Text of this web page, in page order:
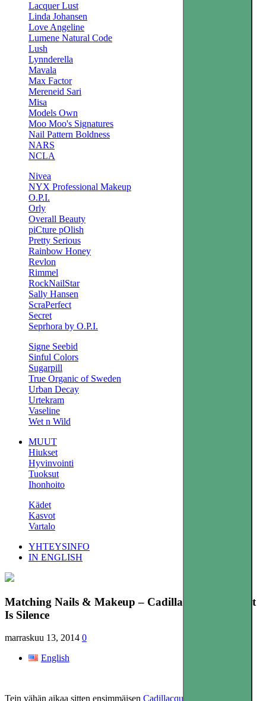
Lacquer Lust
Linda Johansen
Love Angeline
Lumene Natural Code
Lush
Lynnderella
Mavala
Max Factor
Mereneid Sari
Misa
Models Own
Moo Moo's Signatures
Nail Pattern Boldness
NARS
NCLA
Nivea
NYX Professional Makeup
O.P.I.
Orly
Overall Beauty
piCture pOlish
Pretty Serious
Rainbow Honey
Revlon
Rimmel
RockNailStar
Sally Hansen
ScraPerfect
Secret
Seprhora by O.P.I.
Signe Seebid
Sinful Colors
Sugarpill
True Organic of Sweden
Urban Decay
Urtekram
Vaseline
Wet n Wild
MUUT
Hiukset
Hyvinvointi
Tuoksut
Ihonhoito
Kädet
Kasvot
Vartalo
YHTEYSINFO
IN ENGLISH
Matching Nails & Makeup – Cadillacquer The Rest
Is Silence
marraskuu 13, 2014 0
English
Tein vähän aikaa sitten ensimmäisen Cadillacquer